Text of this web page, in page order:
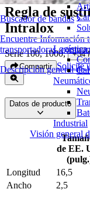
Buscador de bandas
Encuentre Información
transportadoras,
Descripción general de
Logística
Industrial
Visión general
Regla de
Intralox
Serie 100, 1000, +34
Compartir Solicite
Datos de producto
de EE.
Longitud 16,5
Ancho 2,5